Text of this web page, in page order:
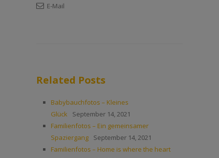
E-Mail
Related Posts
Babybauchfotos – Kleines
Glück
September 14, 2021
Familienfotos – Ein gemeinsamer
Spaziergang
September 14, 2021
Familienfotos – Home is where the heart